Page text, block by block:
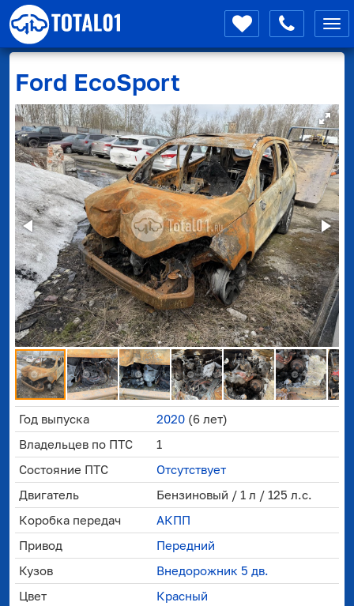
Ford EcoSport
Год выпуска 2020 (6 лет)
Владельцев по ПТС
1
Состояние ПТС
Отсутствует
Двигатель
Бензиновый / 1 л / 125 л.с.
Коробка передач
АКПП
Привод
Передний
Кузов
Внедорожник 5 дв.
Цвет
Красный